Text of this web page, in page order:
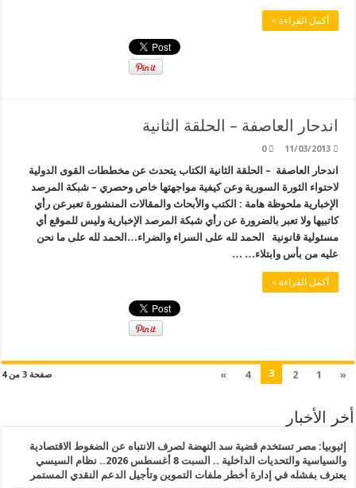
أكمل القراءة »
اندحار العاصفة – الحلقة الثانية
11/03/2013
0
اندحار العاصفة – الحلقة الثانية الكتاب يتحدث عن مخططات القوى الدولية
لاحتواء الثورة السورية وعن كيفية مواجهتها خاص وحصري – شبكة المرصد
الإخبارية ملحوظة هامة : الكتب والأبحاث والمقالات المنشورة تعبرعن رأي
كاتبيها ولا تعبر بالضرورة عن رأي شبكة المرصد الإخبارية وليس للموقع أي
مسئولية قانونية الحمد لله على السراء والضراء…الحمد لله على ما نحن
عليه من بأس وابتلاء… …
أكمل القراءة »
صفحة 3 من 4 «
1
2
3
4
»
أخر الأخبار
إثيوبيا: مصر تستخدم قضية سد النهضة لصرف الانتباه عن الضغوط الاقتصادية
والسياسية والتحديات الداخلية .. السبت 8 أغسطس 2026.. نظام السيسي
يعترف بفشله في إدارة أخطر ملفات التموين وتأجيل الدعم النقدي المستمر